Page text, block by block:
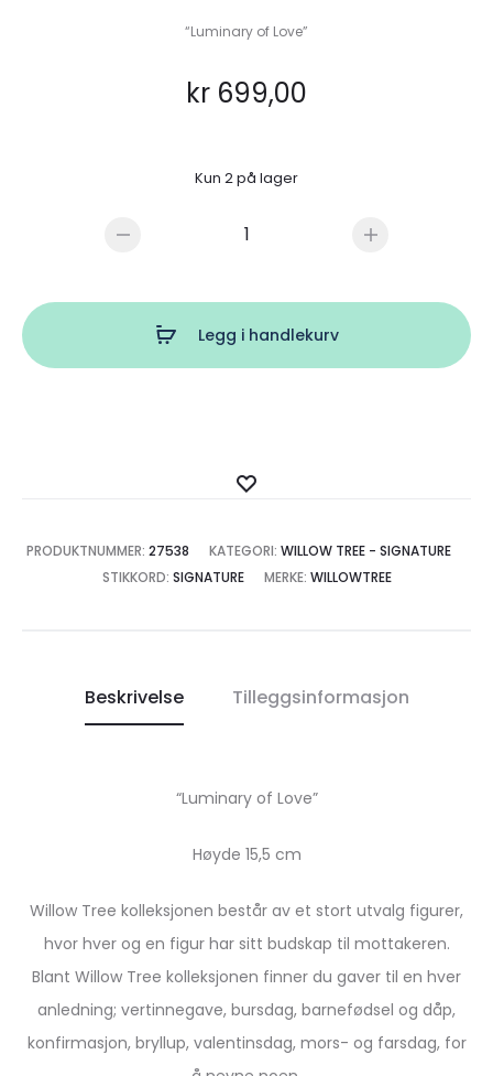
“Luminary of Love”
kr 699,00
Kun 2 på lager
antall
Legg i handlekurv
ønskeliste
PRODUKTNUMMER: 27538 KATEGORI: WILLOW TREE - SIGNATURE
STIKKORD: SIGNATURE MERKE: WILLOWTREE
Beskrivelse Tilleggsinformasjon
“Luminary of Love”
Høyde 15,5 cm
Willow Tree kolleksjonen består av et stort utvalg figurer,
hvor hver og en figur har sitt budskap til mottakeren.
Blant Willow Tree kolleksjonen finner du gaver til en hver
anledning; vertinnegave, bursdag, barnefødsel og dåp,
konfirmasjon, bryllup, valentinsdag, mors- og farsdag, for